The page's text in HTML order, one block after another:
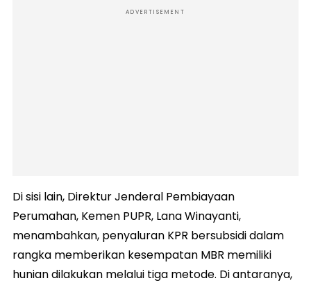
ADVERTISEMENT
Di sisi lain, Direktur Jenderal Pembiayaan
Perumahan, Kemen PUPR, Lana Winayanti,
menambahkan, penyaluran KPR bersubsidi dalam
rangka memberikan kesempatan MBR memiliki
hunian dilakukan melalui tiga metode. Di antaranya,